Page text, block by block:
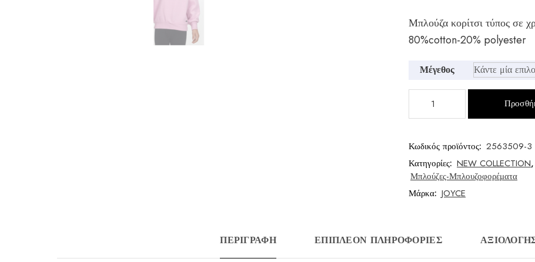
Μπλούζα κορίτσι τύπος σε
80%cotton-20% polyester
Μέγεθος
κορίτσι
Κωδικός προϊόντος: 2563509-3
Κατηγορίες: NEW COLLECTION,
Μπλούζες-Μπλουζοφορέματα
Μάρκα: JOYCE
ΠΕΡΙΓΡΑΦΉ ΕΠΙΠΛΈΟΝ ΠΛΗΡΟΦΟΡΊΕΣ